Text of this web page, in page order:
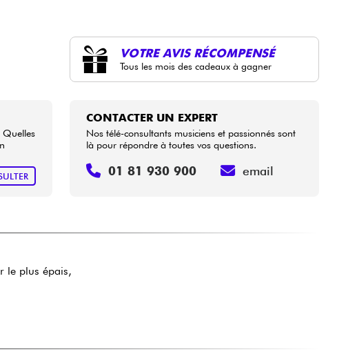
VOTRE AVIS RÉCOMPENSÉ
Tous les mois des cadeaux à gagner
Quelles
CONTACTER UN EXPERT
Nos télé-consultants musiciens et passionnés sont
là pour répondre à toutes vos questions.
01 81 930 900 email
le plus épais,